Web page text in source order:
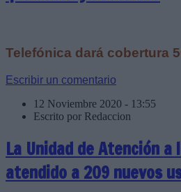
Telefónica dará cobertura
Escribir un comentario
12 Noviembre 2020 - 13:55
Escrito por Redaccion
La Unidad de Atención
atendido a 209 nuevos